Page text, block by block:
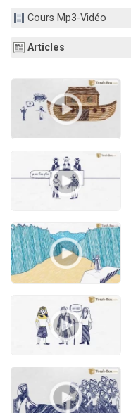
Cours Mp3-Vidéo
Articles